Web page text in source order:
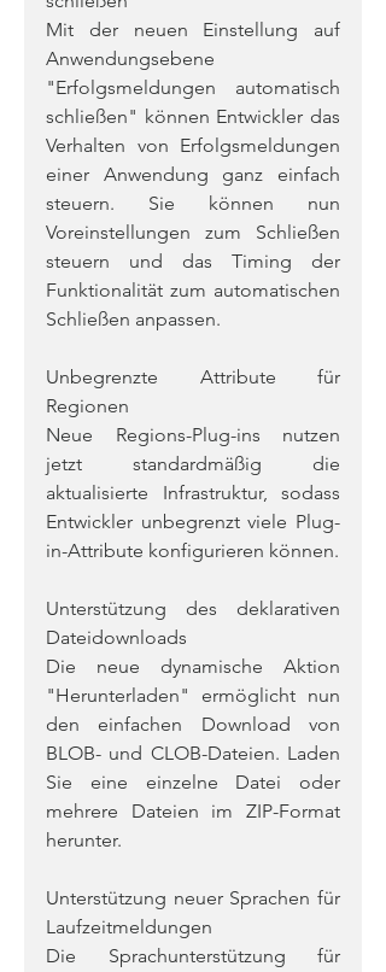
Mit der neuen Einstellung auf
Anwendungsebene
"Erfolgsmeldungen automatisch
schließen" können Entwickler das
Verhalten von Erfolgsmeldungen
einer Anwendung ganz einfach
steuern. Sie können nun
Voreinstellungen zum Schließen
steuern und das Timing der
Funktionalität zum automatischen
Schließen anpassen.
Unbegrenzte Attribute für
Regionen
Neue Regions-Plug-ins nutzen
jetzt standardmäßig die
aktualisierte Infrastruktur, sodass
Entwickler unbegrenzt viele Plug-
in-Attribute konfigurieren können.
Unterstützung des deklarativen
Dateidownloads
Die neue dynamische Aktion
"Herunterladen" ermöglicht nun
den einfachen Download von
BLOB- und CLOB-Dateien. Laden
Sie eine einzelne Datei oder
mehrere Dateien im ZIP-Format
herunter.
Unterstützung neuer Sprachen für
Laufzeitmeldungen
Die Sprachunterstützung für